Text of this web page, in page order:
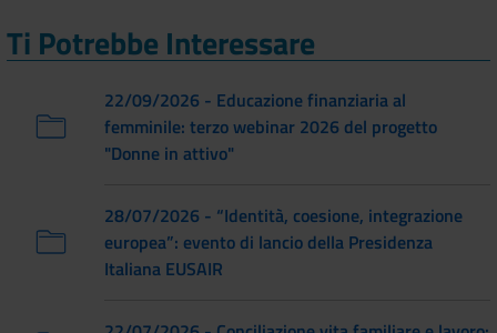
Ti Potrebbe Interessare
22/09/2026 - Educazione finanziaria al
femminile: terzo webinar 2026 del progetto
"Donne in attivo"
28/07/2026 - “Identità, coesione, integrazione
europea”: evento di lancio della Presidenza
Italiana EUSAIR